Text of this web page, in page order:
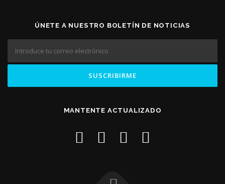
ÚNETE A NUESTRO BOLETÍN DE NOTICIAS
MANTENTE ACTUALIZADO